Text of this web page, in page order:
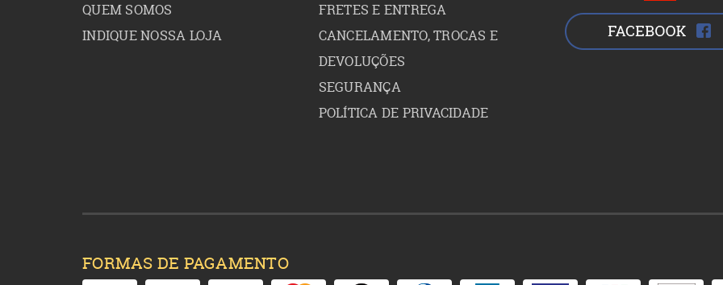
QUEM SOMOS
INDIQUE NOSSA LOJA
FRETES E ENTREGA
CANCELAMENTO, TROCAS E
DEVOLUÇÕES
SEGURANÇA
POLÍTICA DE PRIVACIDADE
FORMAS DE PAGAMENTO